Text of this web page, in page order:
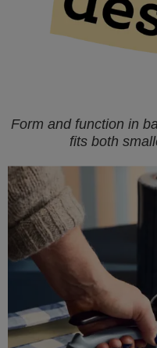
Form and function in
fits both